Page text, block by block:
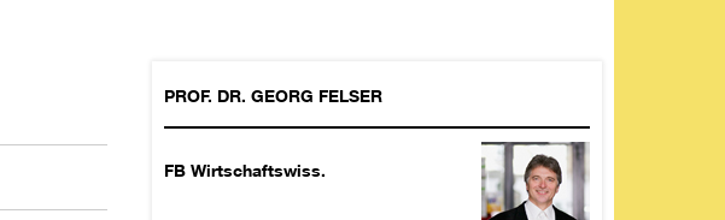
PROF. DR. GEORG FELSER
FB Wirtschaftswiss.